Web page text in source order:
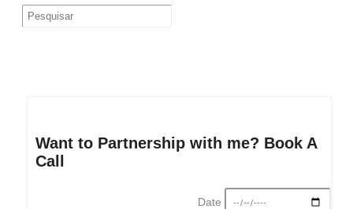
Want to Partnership with me? Book A
Call
Date